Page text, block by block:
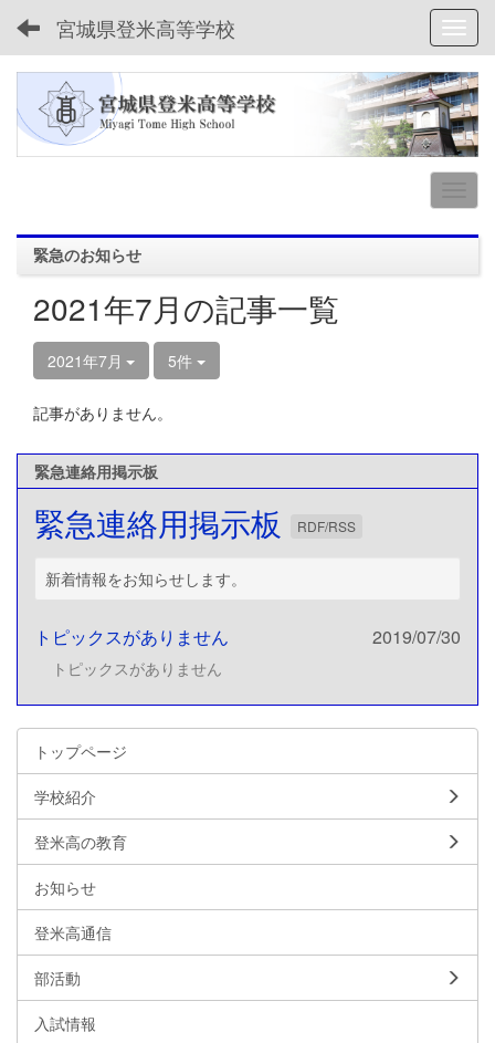
宮城県登米高等学校
緊急のお知らせ
2021年7月の記事一覧
2021年7月 5件
記事がありません。
緊急連絡用掲示板
緊急連絡用掲示板 RDF/RSS
新着情報をお知らせします。
トピックスがありません 2019/07/30
トピックスがありません
トップページ
学校紹介
登米高の教育
お知らせ
登米高通信
部活動
入試情報